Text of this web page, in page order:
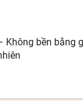
Không bền bằng